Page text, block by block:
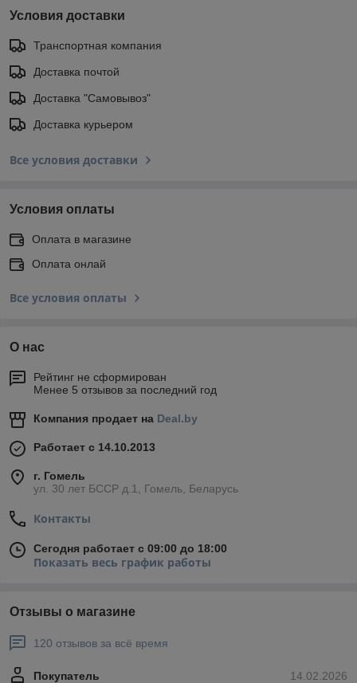
Условия доставки
Транспортная компания
Доставка почтой
Доставка "Самовывоз"
Доставка курьером
Все условия доставки
Условия оплаты
Оплата в магазине
Оплата онлай
Все условия оплаты
О нас
Рейтинг не сформирован
Менее 5 отзывов за последний год
Компания продает на Deal.by
Работает с 14.10.2013
г. Гомель
ул. 30 лет БССР д.1, Гомель, Беларусь
Контакты
Сегодня работает с 09:00 до 18:00
Показать весь график работы
Отзывы о магазине
120 отзывов за всё время
14.02.2026
Покупатель